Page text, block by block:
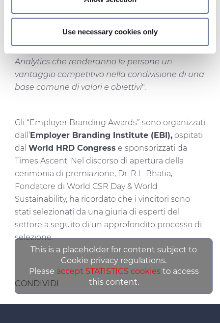
and set your preferences in thedetails section.
used, which collect information from your device.
Necessary cookies are used, which are strictly
necessary for the operation of this website, and, subject
to your consent, preferences, statistics and marketing
accept all categories of cookies, click on "Use necessary
cookie only" to admit only necessary cookies or decide
which cookies to accept by clicking on "Customize". For
more details, please consult ourCookie Policyand
Privacy Policy sections.
Use necessary cookies only
periodo, sia con ambiziosi progetti a medio-
leadership, introducendo processi
fondamentali, politiche e attività di Data
Analytics che renderanno le persone un
vantaggio competitivo nella condivisione di una
base comune di valori e obiettivi".
Gli “Employer Branding Awards” sono organizzati
dall’Employer Branding Institute (EBI), ospitati
dal World HRD Congress e sponsorizzati da
Times Ascent. Nel discorso di apertura della
cerimonia di premiazione, Dr. R.L. Bhatia,
Fondatore di World CSR Day & World
Sustainability, ha ricordato che i vincitori sono
stati selezionati da una giuria di esperti del
settore a seguito di un approfondito processo di
selezione.
CONDIVIDI
This is a placeholder for content subject to
Cookie privacy regulations.
Please accept STATISTICS cookiesto access
this content.